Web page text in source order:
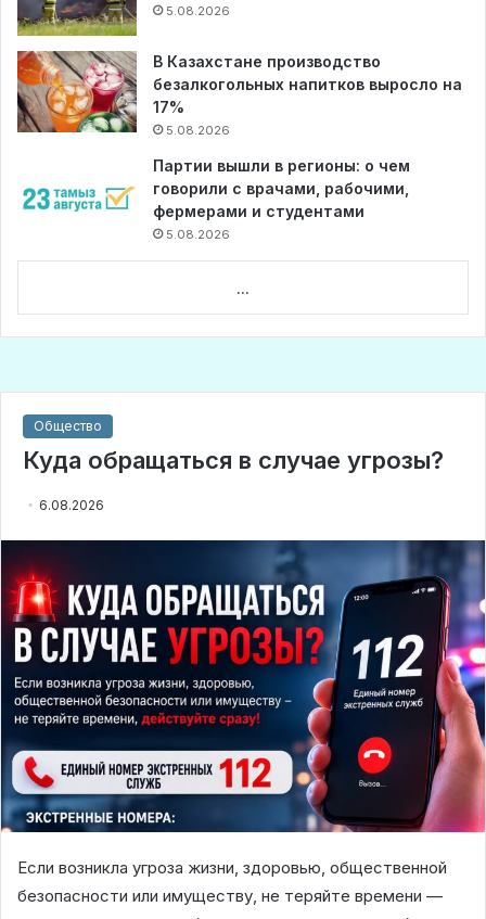
5.08.2026
В Казахстане производство
безалкогольных напитков выросло на
17%
5.08.2026
Партии вышли в регионы: о чем
говорили с врачами, рабочими,
фермерами и студентами
5.08.2026
...